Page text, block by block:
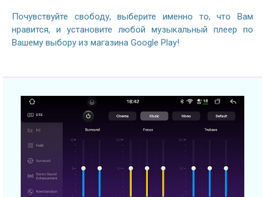
Почувствуйте свободу, выберите именно то, что Вам
нравится, и установите любой музыкальный плеер по
Вашему выбору из магазина Google Play!